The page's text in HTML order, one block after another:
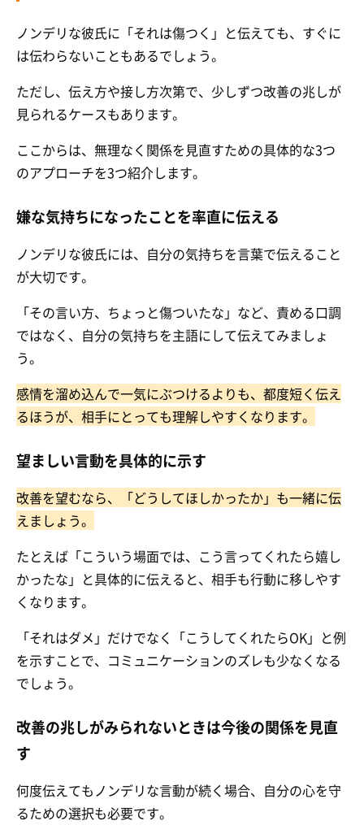
ノンデリな彼氏に「それは傷つく」と伝えても、すぐに
は伝わらないこともあるでしょう。
ただし、伝え方や接し方次第で、少しずつ改善の兆しが
見られるケースもあります。
ここからは、無理なく関係を見直すための具体的な3つ
のアプローチを3つ紹介します。
嫌な気持ちになったことを率直に伝える
ノンデリな彼氏には、自分の気持ちを言葉で伝えること
が大切です。
「その言い方、ちょっと傷ついたな」など、責める口調
ではなく、自分の気持ちを主語にして伝えてみましょ
う。
感情を溜め込んで一気にぶつけるよりも、都度短く伝え
るほうが、相手にとっても理解しやすくなります。
望ましい言動を具体的に示す
改善を望むなら、「どうしてほしかったか」も一緒に伝
えましょう。
たとえば「こういう場面では、こう言ってくれたら嬉し
かったな」と具体的に伝えると、相手も行動に移しやす
くなります。
「それはダメ」だけでなく「こうしてくれたらOK」と例
を示すことで、コミュニケーションのズレも少なくなる
でしょう。
改善の兆しがみられないときは今後の関係を見直
す
何度伝えてもノンデリな言動が続く場合、自分の心を守
るための選択も必要です。